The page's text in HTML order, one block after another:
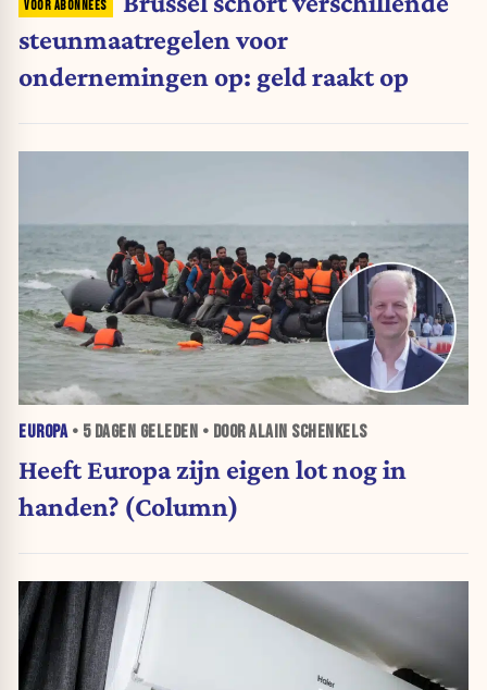
steunmaatregelen voor
ondernemingen op: geld raakt op
EUROPA• 5 DAGEN GELEDEN • DOOR ALAIN SCHENKELS
Heeft Europa zijn eigen lot nog in
handen? (Column)